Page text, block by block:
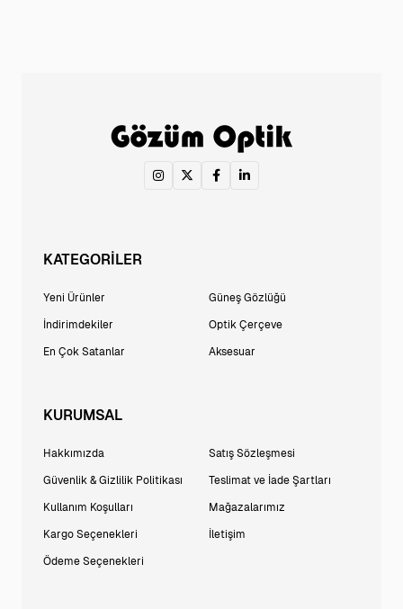
KATEGORİLER
Yeni Ürünler
İndirimdekiler
En Çok Satanlar
Güneş Gözlüğü
Optik Çerçeve
Aksesuar
KURUMSAL
Hakkımızda
Güvenlik & Gizlilik Politikası
Kullanım Koşulları
Kargo Seçenekleri
Ödeme Seçenekleri
Satış Sözleşmesi
Teslimat ve İade Şartları
Mağazalarımız
İletişim